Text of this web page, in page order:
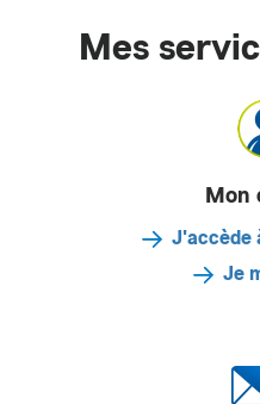
Mes
Mon
J'accède
Je